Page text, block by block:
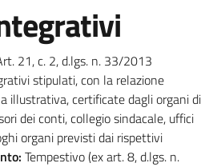
21, c. 2, d.lgs. n. 33/2013
stipulati, con la relazione
illustrativa, certificate dagli organi di
dei conti, collegio sindacale, uffici
organi previsti dai rispettivi
Tempestivo (ex art. 8, d.lgs. n.